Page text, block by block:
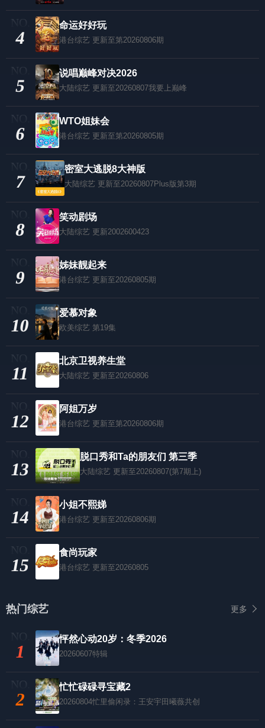
4
命运好好玩
港台综艺 更新至第20260806期
5
说唱巅峰对决2026
大陆综艺 更新至20260807我要上巅峰
6
WTO姐妹会
港台综艺 更新至第20260805期
7
密室大逃脱8大神版
大陆综艺 更新至20260807Plus版第3期
8
笑动剧场
大陆综艺 更新2002600423
9
姊妹靓起来
港台综艺 更新至20260805期
10
爱慕对象
欧美综艺 第19集
11
北京卫视养生堂
大陆综艺 更新至20260806
12
阿姐万岁
港台综艺 更新至第20260806期
13
脱口秀和Ta的朋友们 第三季
大陆综艺 更新至20260807(第7期上)
14
小姐不熙娣
港台综艺 更新至20260806期
15
食尚玩家
港台综艺 更新至20260805
热门综艺 更多
1
怦然心动20岁：冬季2026
20260607特辑
2
忙忙碌碌寻宝藏2
20260804忙里偷闲录：王安宇田曦薇共创